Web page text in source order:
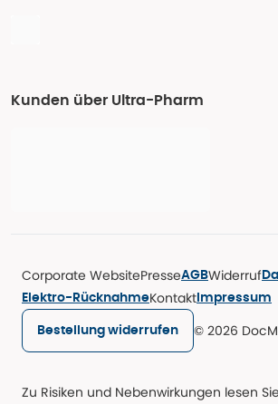
Kunden über Ultra-Pharm
Corporate WebsitePresseAGBWiderruf
Elektro-RücknahmeKontakt Impressum
Bestellung widerrufen © 2026
Zu Risiken und Nebenwirkungen lesen